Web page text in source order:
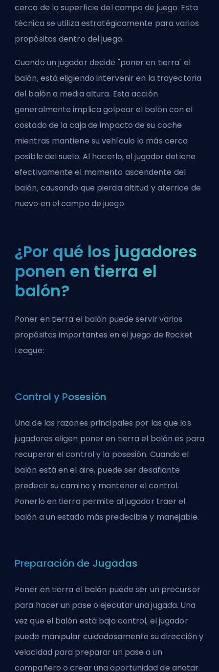
cerca de la superficie del campo de juego. Esta
técnica se utiliza estratégicamente para varios
propósitos dentro del juego.
Cuando un jugador decide "poner en tierra" el
balón, está eligiendo intervenir en la trayectoria
del balón a media altura. Esta acción
generalmente implica golpear el balón con el
costado de la caja de impacto de su coche
mientras mantiene su vehículo lo más cerca
posible del suelo. Al hacerlo, el jugador detiene
efectivamente el momento ascendente del
balón, causando que pierda altitud y aterrice de
nuevo en el campo de juego.
¿Por qué los jugadores
ponen en tierra el
balón?
Poner en tierra el balón puede servir varios
propósitos importantes en el juego de Rocket
League:
Control y Posesión
Una de las razones principales por las que los
jugadores eligen poner en tierra el balón es para
recuperar el control y la posesión. Cuando el
balón está en el aire, puede ser desafiante
predecir su camino y mantener el control.
Ponerlo en tierra permite al jugador traer el
balón a un estado más predecible y manejable.
Preparación de Jugadas
Poner en tierra el balón puede ser un precursor
para hacer un pase o ejecutar una jugada. Una
vez que el balón está bajo control, el jugador
puede manipular cuidadosamente su dirección y
velocidad para preparar un pase a un
compañero o crear una oportunidad de anotar.